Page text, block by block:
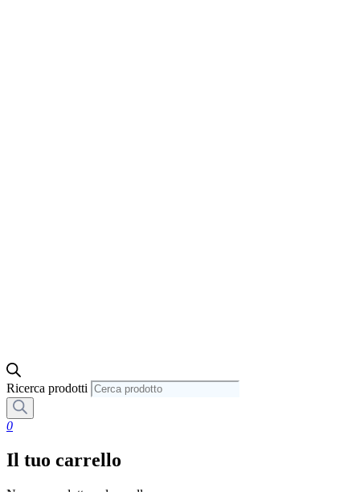
Ricerca prodotti
0
Il tuo carrello